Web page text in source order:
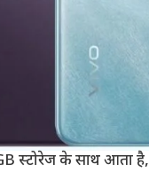
स्टोरेज के साथ आता है,